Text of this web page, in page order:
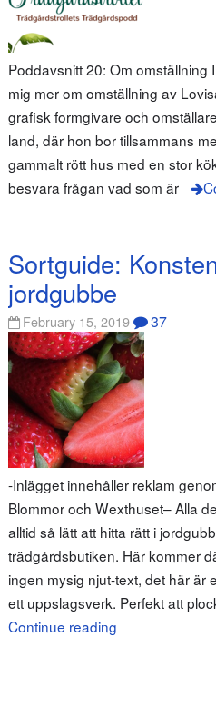
Poddavsnitt 20: Om omställning
mig mer om omställning av
grafisk formgivare och
land, där hon bor tillsammans
gammalt rött hus med en stor
besvara frågan vad som är
Sortguide:
jordgubbe
February 15, 2019 37
-Inlägget innehåller reklam
Blommor och Wexthuset– Alla
alltid så lätt att hitta rätt i
trädgårdsbutiken. Här kommer
ingen mysig njut-text, det här är
ett uppslagsverk. Perfekt att
Continue reading